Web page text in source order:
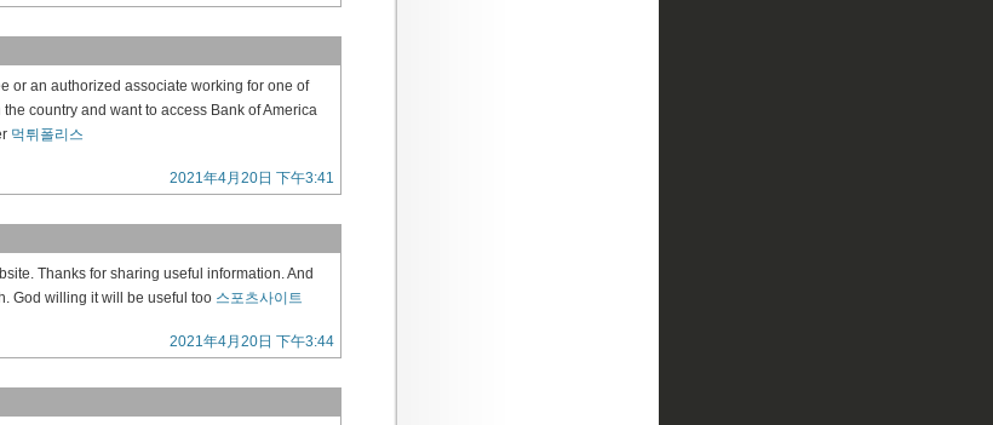
or an authorized associate working for one of
country and want to access Bank of America
먹튀폴리스
2021年4月20日 下午3:41
Thanks for sharing useful information. And
God willing it will be useful too 스포츠사이트
2021年4月20日 下午3:44